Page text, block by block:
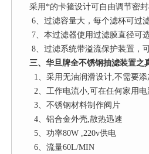
采用*的卡箍设计可自由调节密
6、过滤容量大，每个滤杯可过
7、本过滤器使用过滤膜直径可
8、过滤系统带溢流保护装置，
三、华旦牌全不锈钢抽滤装置之
1、采用无油润滑设计,不需要
2、工作电流小,可在任何家用
3、不锈钢材料制作阀片
4、铝合金外壳,散热迅速
5、功率80W ,220v供电
6、流量60L/MIN